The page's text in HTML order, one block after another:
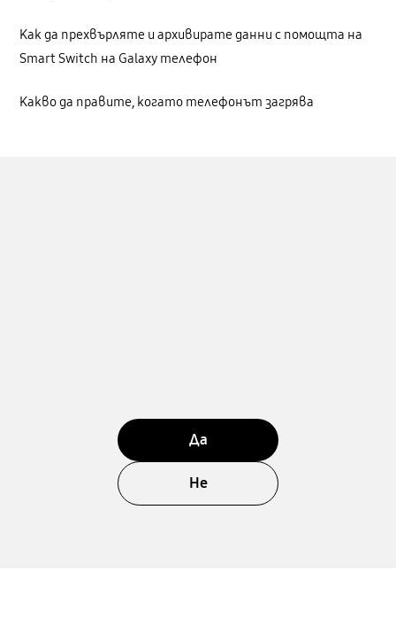
Как да прехвърляте и архивирате данни с помощта на
Smart Switch на Galaxy телефон
Какво да правите, когато телефонът загрява
Да
Не